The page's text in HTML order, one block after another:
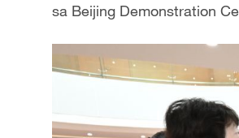
sa Beijing Demonstration